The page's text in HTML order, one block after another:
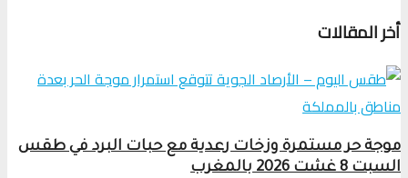
أخر المقالات
موجة حر مستمرة وزخات رعدية مع حبات البرد في طقس
السبت 8 غشت 2026 بالمغرب